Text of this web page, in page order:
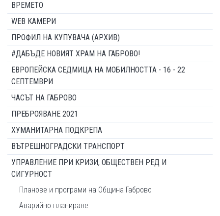
ВРЕМЕТО
WEB КАМЕРИ
ПРОФИЛ НА КУПУВАЧА (АРХИВ)
#ДАБЪДЕ НОВИЯТ ХРАМ НА ГАБРОВО!
ЕВРОПЕЙСКА СЕДМИЦА НА МОБИЛНОСТТА - 16 - 22
СЕПТЕМВРИ
ЧАСЪТ НА ГАБРОВО
ПРЕБРОЯВАНЕ 2021
ХУМАНИТАРНА ПОДКРЕПА
ВЪТРЕШНОГРАДСКИ ТРАНСПОРТ
УПРАВЛЕНИЕ ПРИ КРИЗИ, ОБЩЕСТВЕН РЕД И
СИГУРНОСТ
Планове и програми на Община Габрово
Аварийно планиране